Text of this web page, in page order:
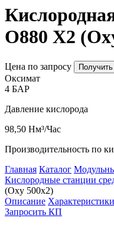
O880 X2
Цена по запросу
Оксимат
4 БАР
Давление кислорода
98,50 Нм³/Час
Производительность по
Главная Каталог
Кислородные станции
(Oxy 500x2)
Описание Характеристики
Запросить КП